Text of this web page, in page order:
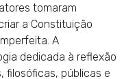
tomaram
a Constituição
A
dedicada à reflexão
filosóficas, públicas e